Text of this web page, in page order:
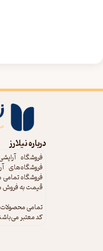
درباره نیلارز
فروشگاه
فروشگاه‌های
فروشگاه
قیمت به فروش
تمامی محصولات
کد معتبر